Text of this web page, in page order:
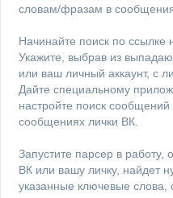
словам/фразам в
Начинайте поиск по ссылке
Укажите, выбрав из
или ваш личный аккаунт, с
Дайте специальному
настройте поиск
сообщениях лички ВК.
Запустите парсер в работу,
ВК или вашу личку, найдет
указанные ключевые